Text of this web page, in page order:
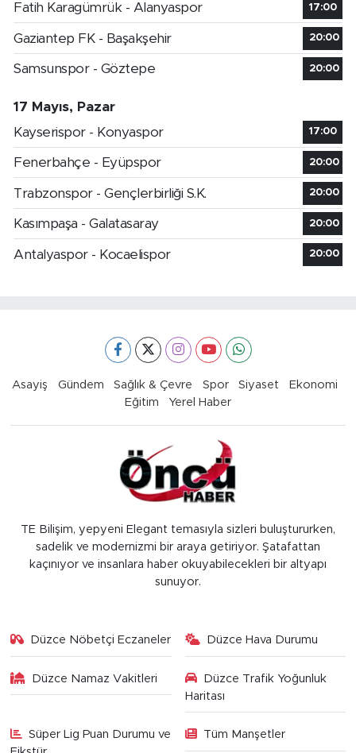
Fatih Karagümrük - Alanyaspor
17:00
Gaziantep FK - Başakşehir 20:00
Samsunspor - Göztepe 20:00
17 Mayıs, Pazar
Kayserispor - Konyaspor
17:00
Fenerbahçe - Eyüpspor 20:00
Trabzonspor - Gençlerbirliği S.K. 20:00
Kasımpaşa - Galatasaray 20:00
Antalyaspor - Kocaelispor 20:00
Asayiş Gündem Sağlık & Çevre Spor Siyaset
Ekonomi
Eğitim
Yerel Haber
TE Bilişim, yepyeni Elegant temasıyla sizleri buluştururken,
sadelik ve modernizmi bir araya getiriyor. Şatafattan
kaçınıyor ve insanlara haber okuyabilecekleri bir altyapı
sunuyor.
Düzce Nöbetçi Eczaneler Düzce Hava Durumu
Düzce Namaz Vakitleri
Düzce Trafik Yoğunluk
Haritası
Süper Lig Puan Durumu ve
Tüm Manşetler